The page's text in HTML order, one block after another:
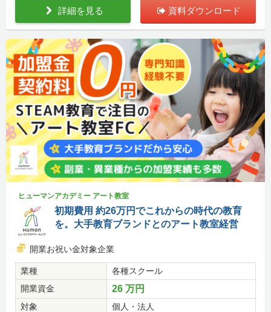
詳細を見る 資料ダウンロード
ヒューマンアカデミー アート教室
初期費用 約26万円でこれからの時代の教育
を。大手教育ブランドとのアート教室経営
開業お祝い金対象企業
業種
各種スクール
開業資金
26 万円
対象 個人・法人